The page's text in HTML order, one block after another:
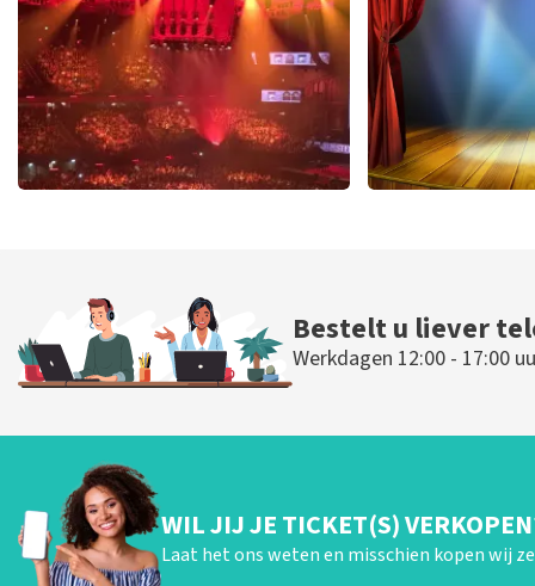
BESTEL NU BESTEL NU
BESTEL NU
Bestelt u liever
Werkdagen 12:00 - 17:00
WIL JIJ JE TICKET(S)
Laat het ons weten en misschien kopen wij